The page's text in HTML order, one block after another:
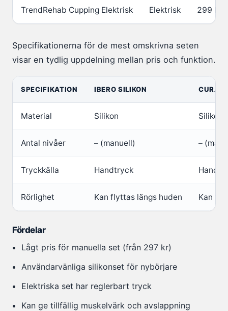
TrendRehab Cupping Elektrisk Elektrisk 299 kr
Specifikationerna för de mest omskrivna seten
visar en tydlig uppdelning mellan pris och funktion.
SPECIFIKATION IBERO SILIKON CURAM
Material Silikon
Antal nivåer – (manuell) –
Tryckkälla Handtryck
Rörlighet Kan flyttas längs huden Kan
Fördelar
Lågt pris för manuella set (från 297 kr)
Användarvänliga silikonset för nybörjare
Elektriska set har reglerbart tryck
Kan ge tillfällig muskelvärk och avslappning